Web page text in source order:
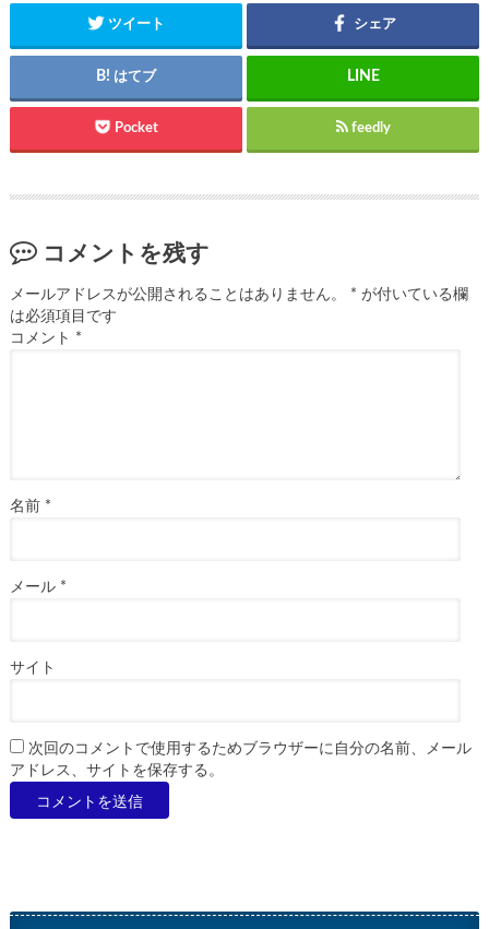
ツイート シェア
はてブ
Pocket feedly
コメントを残す
メールアドレスが公開されることはありません。 * が付いている欄
は必須項目です
コメント *
名前 *
メール *
サイト
次回のコメントで使用するためブラウザーに自分の名前、メール
アドレス、サイトを保存する。